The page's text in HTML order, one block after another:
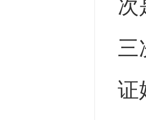
次
三
证